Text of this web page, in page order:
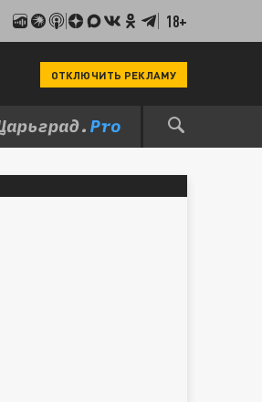
18+
ОТКЛЮЧИТЬ РЕКЛАМУ